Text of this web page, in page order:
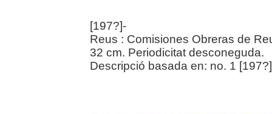
[197?]-
Reus : Comisiones Obreras de
32 cm. Periodicitat desconeguda.
Descripció basada en: no. 1